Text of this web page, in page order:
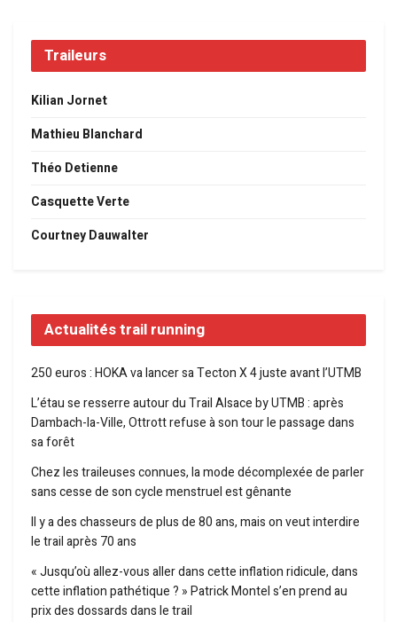
Traileurs
Kilian Jornet
Mathieu Blanchard
Théo Detienne
Casquette Verte
Courtney Dauwalter
Actualités trail running
250 euros : HOKA va lancer sa Tecton X 4 juste avant l’UTMB
L’étau se resserre autour du Trail Alsace by UTMB : après
Dambach-la-Ville, Ottrott refuse à son tour le passage dans
sa forêt
Chez les traileuses connues, la mode décomplexée de parler
sans cesse de son cycle menstruel est gênante
Il y a des chasseurs de plus de 80 ans, mais on veut interdire
le trail après 70 ans
« Jusqu’où allez-vous aller dans cette inflation ridicule, dans
cette inflation pathétique ? » Patrick Montel s’en prend au
prix des dossards dans le trail